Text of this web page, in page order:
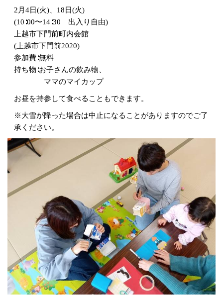
2月4日(火)、18日(火)
(10∶00〜14∶30 出入り自由)
上越市下門前町内会館
(上越市下門前2020)
参加費∶無料
持ち物∶お子さんの飲み物、
ママのマイカップ
お昼を持参して食べることもできます。
※大雪が降った場合は中止になることがありますのでご了
承ください。